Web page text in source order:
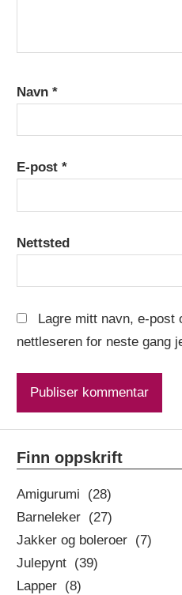
Navn*
E-post*
Nettsted
Lagre mitt navn, e-post
nettleseren for neste gang
Finn oppskrift
Amigurumi (28)
Barneleker (27)
Jakker og boleroer (7)
Julepynt (39)
Lapper (8)